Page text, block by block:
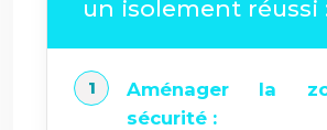
un isolement réussi
Aménager la
sécurité :